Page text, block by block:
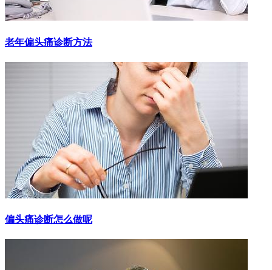
老年偏头痛诊断方法
偏头痛诊断怎么做呢